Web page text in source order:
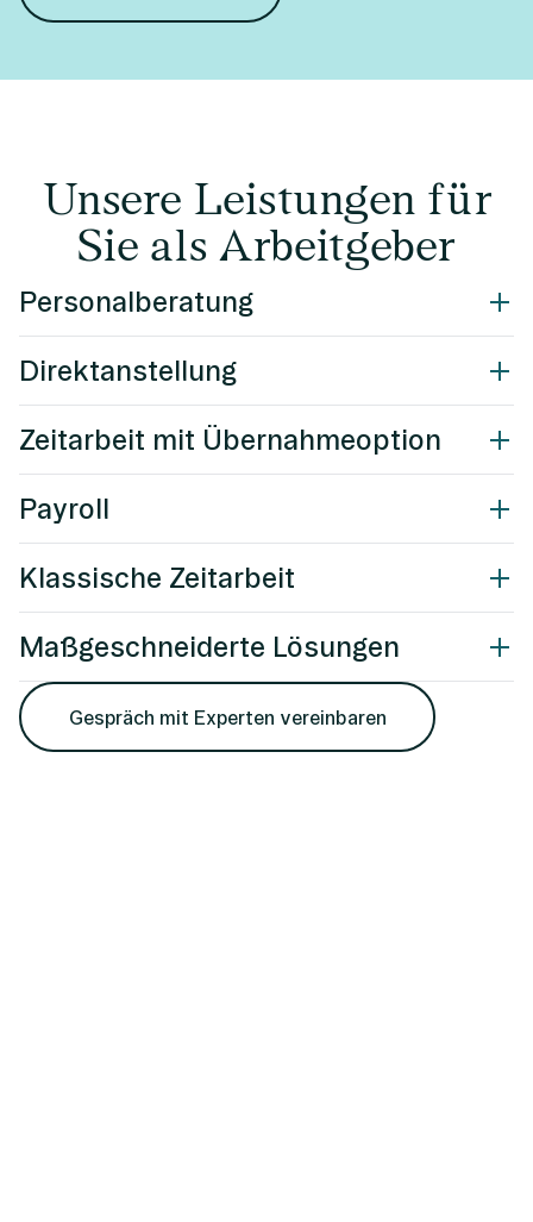
Unsere Leistungen für
Sie als Arbeitgeber
Personalberatung
Direktanstellung
Zeitarbeit mit Übernahmeoption
Payroll
Klassische Zeitarbeit
Maßgeschneiderte Lösungen
Gespräch mit Experten vereinbaren